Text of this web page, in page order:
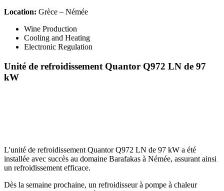
Location: Grèce – Némée
Wine Production
Cooling and Heating
Electronic Regulation
Unité de refroidissement Quantor Q972 LN de 97
kW
L'unité de refroidissement Quantor Q972 LN de 97 kW a été
installée avec succès au domaine Barafakas à Némée, assurant ainsi
un refroidissement efficace.
Dès la semaine prochaine, un refroidisseur à pompe à chaleur